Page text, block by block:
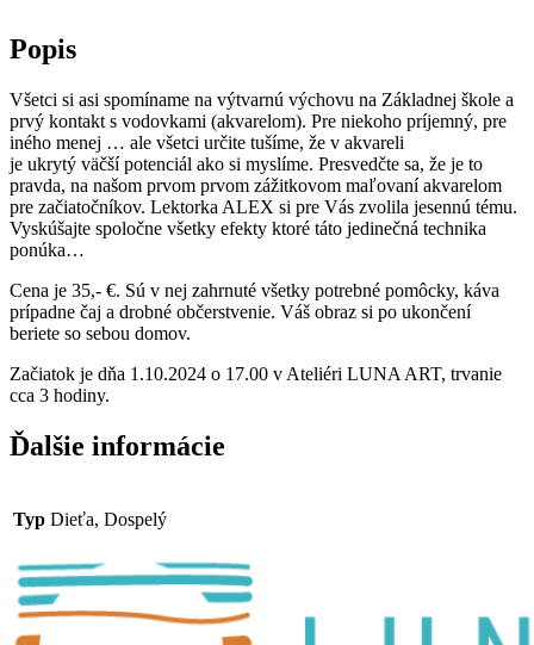
Popis
Všetci si asi spomíname na výtvarnú výchovu na Základnej škole a
prvý kontakt s vodovkami (akvarelom). Pre niekoho príjemný, pre
iného menej … ale všetci určite tušíme, že v akvareli
je ukrytý väčší potenciál ako si myslíme. Presvedčte sa, že je to
pravda, na našom prvom prvom zážitkovom maľovaní akvarelom
pre začiatočníkov. Lektorka ALEX si pre Vás zvolila jesennú tému.
Vyskúšajte spoločne všetky efekty ktoré táto jedinečná technika
ponúka…
Cena je 35,- €. Sú v nej zahrnuté všetky potrebné pomôcky, káva
prípadne čaj a drobné občerstvenie. Váš obraz si po ukončení
beriete so sebou domov.
Začiatok je dňa 1.10.2024 o 17.00 v Ateliéri LUNA ART, trvanie
cca 3 hodiny.
Ďalšie informácie
Typ Dieťa, Dospelý